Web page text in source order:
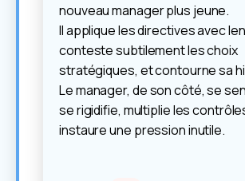
nouveau manager plus jeune.
Il applique les directives avec
conteste subtilement les choix
stratégiques, et contourne sa
Le manager, de son côté, se
se rigidifie, multiplie les
instaure une pression inutile.